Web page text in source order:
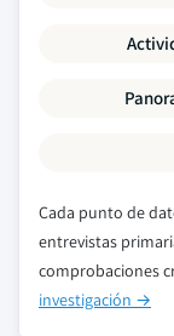
Cada punto de
entrevistas
comprobaciones
investigación →